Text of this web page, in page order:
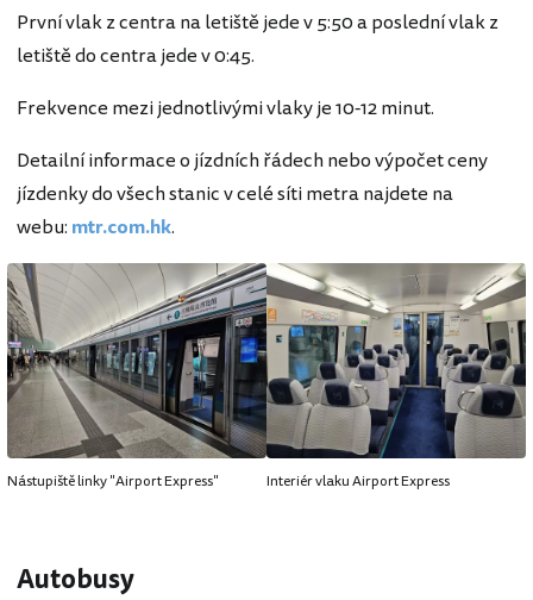
První vlak z centra na letiště jede v 5:50 a poslední vlak z
letiště do centra jede v 0:45.
Frekvence mezi jednotlivými vlaky je 10-12 minut.
Detailní informace o jízdních řádech nebo výpočet ceny
jízdenky do všech stanic v celé síti metra najdete na
webu: mtr.com.hk.
Nástupiště linky "Airport Express" Interiér vlaku Airport Express
Autobusy